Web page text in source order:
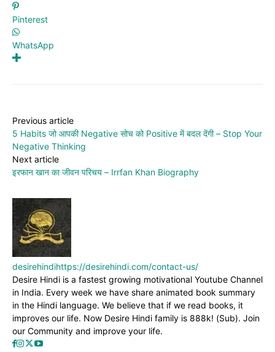
Pinterest
WhatsApp
Previous article
5 Habits जो आपकी Negative सोच को Positive में बदल देंगी – Stop Your
Negative Thinking
Next article
इरफान खान का जीवन परिचय – Irrfan Khan Biography
desirehindihttps://desirehindi.com/contact-us/
Desire Hindi is a fastest growing motivational Youtube Channel
in India. Every week we have share animated book summary
in the Hindi language. We believe that if we read books, it
improves our life. Now Desire Hindi family is 888k! (Sub). Join
our Community and improve your life.